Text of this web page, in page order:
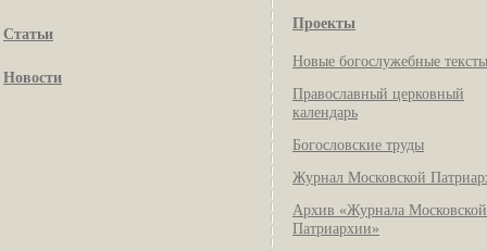
Статьи
Новости
Проекты
Новые богослужебные тексты
Православный церковный
календарь
Богословские труды
Журнал Московской
Архив «Журнала Московской
Патриархии»